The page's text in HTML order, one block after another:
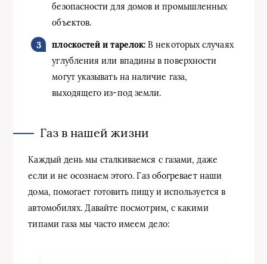
безопасности для домов и промышленных
объектов.
плоскостей и тарелок: В некоторых случаях
углубления или впадины в поверхности
могут указывать на наличие газа,
выходящего из-под земли.
Газ в нашей жизни
Каждый день мы сталкиваемся с газами, даже
если и не осознаем этого. Газ обогревает наши
дома, помогает готовить пищу и используется в
автомобилях. Давайте посмотрим, с какими
типами газа мы часто имеем дело: